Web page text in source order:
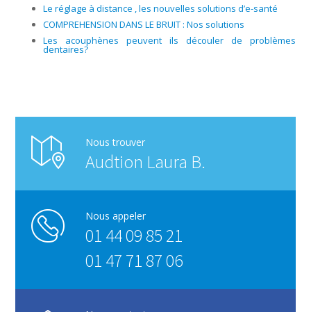
Le réglage à distance , les nouvelles solutions d’e-santé
COMPREHENSION DANS LE BRUIT : Nos solutions
Les acouphènes peuvent ils découler de problèmes
dentaires?
Nous trouver
Audtion Laura B.
Nous appeler
01 44 09 85 21
01 47 71 87 06